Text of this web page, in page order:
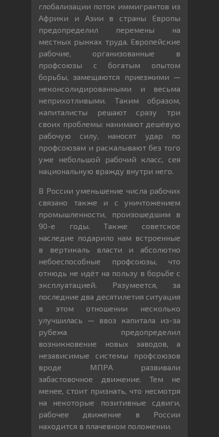
глобализации поток иммигрантов из
Африки и Азии в страны Европы
предопределил перемены на
местных рынках труда. Европейские
рабочие, организованные в
профсоюзы с богатым опытом
борьбы, замещаются приезжими —
неконсолидированными и весьма
неприхотливыми. Таким образом,
капиталисты решают сразу три
своих проблемы: нанимают дешёвую
рабочую силу, наносят удар по
профсоюзам и раскалывают без того
уже небольшой рабочий класс, сея
национальную вражду внутри него.
В России уменьшение числа рабочих
связано также и с уничтожением
промышленности, произошедшим в
90-е годы. Также советское
наследие подарило нам встроенные
в вертикаль власти и абсолютно
небоеспособные профсоюзы, что
отнюдь не идёт на пользу в борьбе с
эксплуатацией. Разумеется, за
последние два десятилетия ситуация
в этом отношении несколько
улучшилась — ввоз капитала из-за
рубежа предопределил
возникновение новых заводов, а
независимые системы профсоюзов
вроде МПРА развивали
забастовочное движение. Тем не
менее, стоит признать, что несмотря
на некоторые позитивные сдвиги,
рабочее движение в России
находится в плачевном положении.